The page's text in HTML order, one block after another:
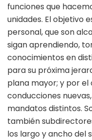
funciones que
unidades. El objetivo
personal, que son
sigan aprendiendo,
conocimientos en
para su próxima
plana mayor; y por
conducciones
mandatos distintos.
también
los largo y ancho del